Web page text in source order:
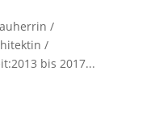
/
/
bis 2017...